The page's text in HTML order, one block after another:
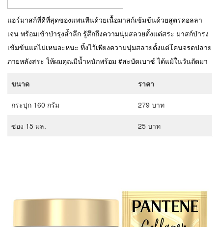
แฮร์มาสก์ที่ดีที่สุดของแพนทีนด้วยเนื้อมาสก์เข้มข้นด้วยสูตรคอลลา
เจน พร้อมเข้าบำรุงล้ำลึก รู้สึกถึงความนุ่มสลวยตั้งแต่สระ มาสก์บำรง
เข้มข้นแต่ไม่เหนอะหนะ ทิ้งไว้เพียงความนุ่มสลวยตั้งแต่โคนจรดปลาย
ภายหลังสระ ให้ผมคุณมีน้ำหนักพร้อม #สะบัดเบาซ์ ได้แม้ในวันถัดมา
ขนาด ราคา
กระปุก 160 กรัม 279 บาท
ซอง 15 มล. 25 บาท